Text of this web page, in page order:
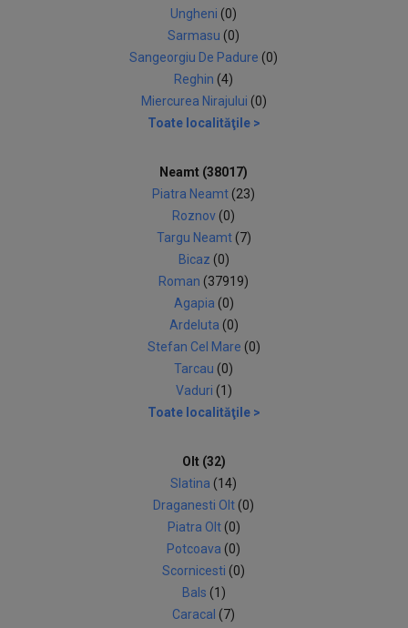
Ungheni (0)
Sarmasu (0)
Sangeorgiu De Padure (0)
Reghin (4)
Miercurea Nirajului (0)
Toate localităţile >
Neamt (38017)
Piatra Neamt (23)
Roznov (0)
Targu Neamt (7)
Bicaz (0)
Roman (37919)
Agapia (0)
Ardeluta (0)
Stefan Cel Mare (0)
Tarcau (0)
Vaduri (1)
Toate localităţile >
Olt (32)
Slatina (14)
Draganesti Olt (0)
Piatra Olt (0)
Potcoava (0)
Scornicesti (0)
Bals (1)
Caracal (7)